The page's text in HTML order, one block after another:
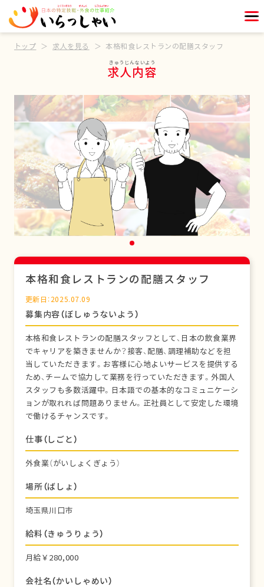
トップ 求人を見る 本格和食レストランの配膳スタッフ
求人内容
本格和食レストランの配膳スタッフ
更新日：2025.07.09
募集内容（ぼしゅうないよう）
本格和食レストランの配膳スタッフとして、日本の飲食業界
でキャリアを築きませんか？接客、配膳、調理補助などを担
当していただきます。お客様に心地よいサービスを提供する
ため、チームで協力して業務を行っていただきます。外国人
スタッフも多数活躍中。日本語での基本的なコミュニケーシ
ョンが取れれば問題ありません。正社員として安定した環境
で働けるチャンスです。
仕事（しごと）
外食業（がいしょくぎょう）
場所（ばしょ）
埼玉県川口市
給料（きゅうりょう）
月給￥280,000
会社名（かいしゃめい）